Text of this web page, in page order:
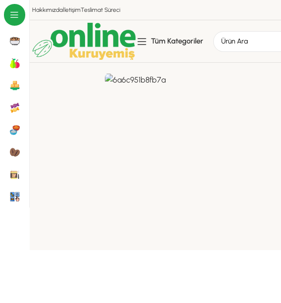
HakkımızdaİletişimTeslimat Süreci
Tüm Kategoriler